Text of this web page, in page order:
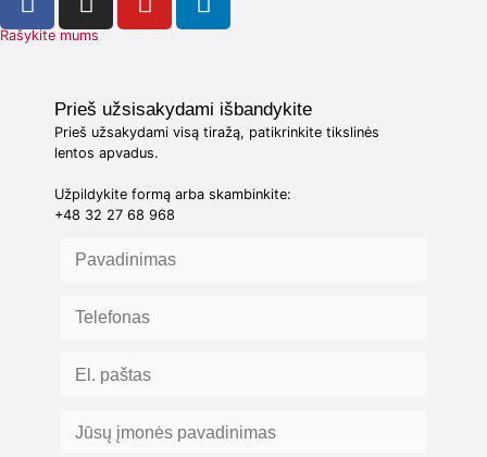
Rašykite mums
Prieš užsisakydami išbandykite
Prieš užsakydami visą tiražą, patikrinkite tikslinės
lentos apvadus.
Užpildykite formą arba skambinkite:
+48 32 27 68 968